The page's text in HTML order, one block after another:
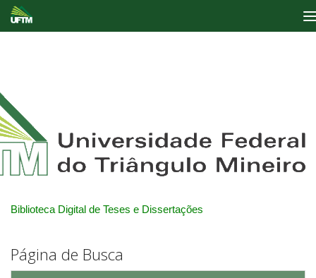
Biblioteca Digital de Teses e Dissertações
Página de Busca